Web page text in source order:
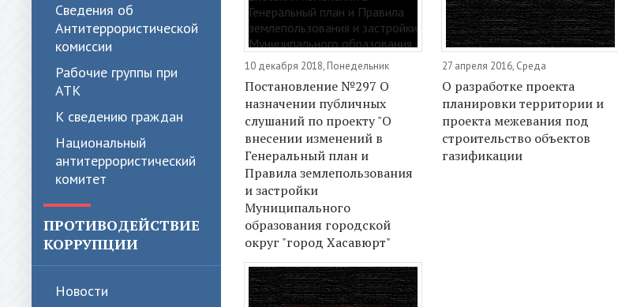
Сведения об
Антитеррористической
комиссии
Рабочие группы при
АТК
К сведению граждан
Национальный
антитеррористический
комитет
ПРОТИВОДЕЙСТВИЕ
КОРРУПЦИИ
Новости
10 декабря 2018, Понедельник
Постановление №297 О
назначении публичных
слушаний по проекту "О
внесении изменений в
Генеральный план и
Правила землепользования
и застройки
Муниципального
образования городской
округ "город Хасавюрт"
27 апреля 2016, Среда
О разработке проекта
планировки территории и
проекта межевания под
строительство объектов
газификации